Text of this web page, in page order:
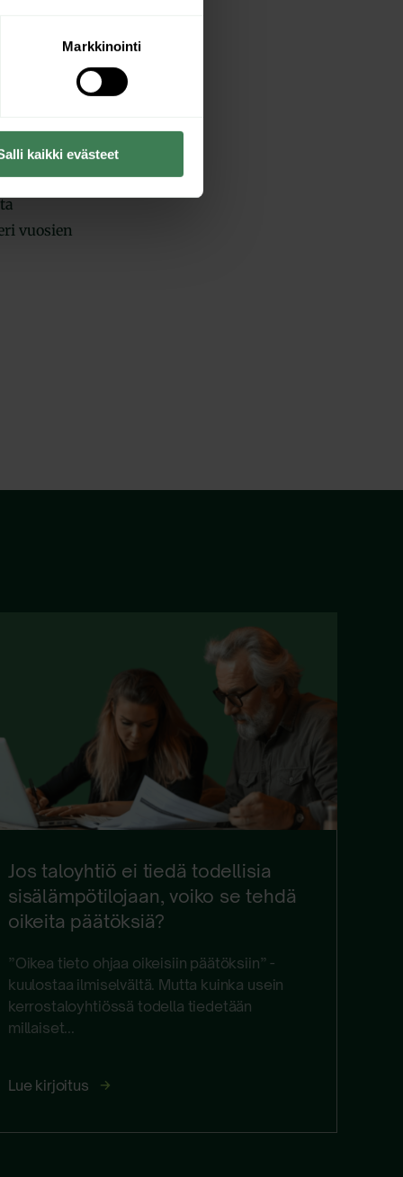
Markkinointi
kaikki evästeet
vaan asia
myös
kulutus eli
vuosien
Jos taloyhtiö ei tiedä todellisia
sisälämpötilojaan, voiko se tehdä
oikeita päätöksiä?
”Oikea tieto ohjaa oikeisiin päätöksiin” -
kuulostaa ilmiselvältä. Mutta kuinka usein
kerrostaloyhtiössä todella tiedetään
millaiset...
Lue kirjoitusJos